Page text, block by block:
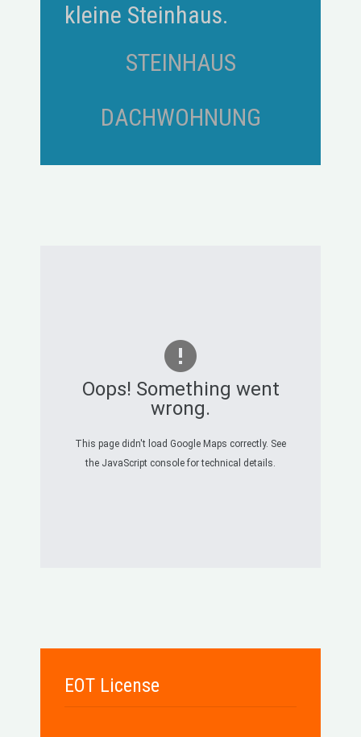
kleine Steinhaus.
STEINHAUS
DACHWOHNUNG
Oops! Something went
wrong.
This page didn't load Google Maps correctly. See
the JavaScript console for technical details.
EOT License